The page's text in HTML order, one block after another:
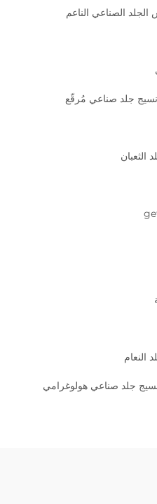
الصناعي الناعم
نسيج جلد صناعي مُرقّع
جلد صناعي هولوغرامي